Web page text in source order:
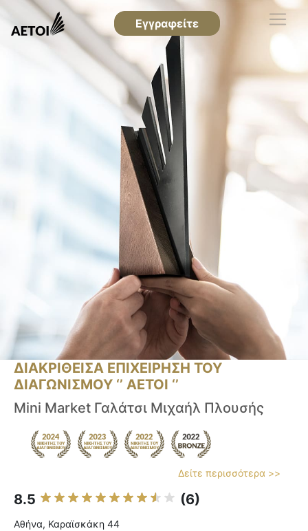
Εγγραφείτε
ΔΙΑΚΡΙΘΕΙΣΑ ΕΠΙΧΕΙΡΗΣΗ ΤΟΥ
ΔΙΑΓΩΝΙΣΜΟΥ ‘’ ΑΕΤΟΙ ‘’
Mini Market Γαλάτσι Μιχαήλ Πλουσής
Δείτε περισσότερα >>
8.5 (6)
Αθήνα, Καραϊσκάκη 44